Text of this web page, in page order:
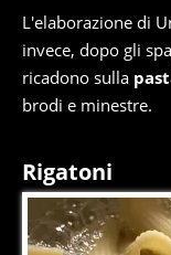
L'elaborazione di
invece, dopo gli
ricadono sulla
brodi e minestre.
Rigatoni